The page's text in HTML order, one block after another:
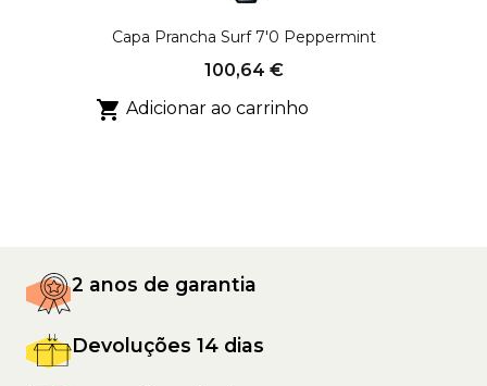
Capa Prancha Surf 7'0 Peppermint
100,64 €
 Adicionar ao carrinho
2 anos de garantia
Devoluções 14 dias